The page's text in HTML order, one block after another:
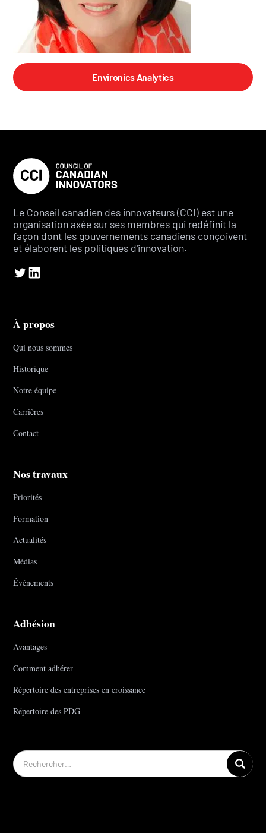
Environics Analytics
Le Conseil canadien des innovateurs (CCI) est une
organisation axée sur ses membres qui redéfinit la
façon dont les gouvernements canadiens conçoivent
et élaborent les politiques d'innovation.
À propos
Qui nous sommes
Historique
Notre équipe
Carrières
Contact
Nos travaux
Priorités
Formation
Actualités
Médias
Événements
Adhésion
Avantages
Comment adhérer
Répertoire des entreprises en croissance
Répertoire des PDG